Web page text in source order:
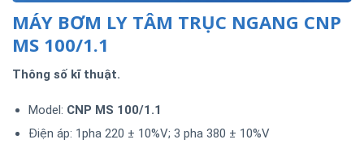
MÁY BƠM LY TÂM TRỤC NGANG CNP
MS 100/1.1
Thông số kĩ thuật.
Model: CNP MS 100/1.1
Điện áp: 1pha 220 ± 10%V; 3 pha 380 ± 10%V